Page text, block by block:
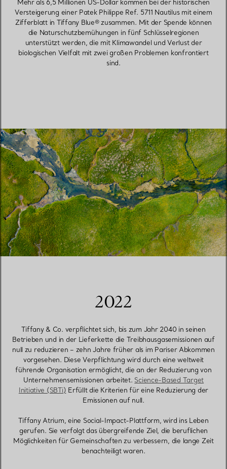
Mehr als 6,5 Millionen US-Dollar kommen bei der historischen
Versteigerung einer Patek Philippe Ref. 5711 Nautilus mit einem
Zifferblatt in Tiffany Blue® zusammen. Mit der Spende können
die Naturschutzbemühungen in fünf Schlüsselregionen
unterstützt werden, die mit Klimawandel und Verlust der
biologischen Vielfalt mit zwei großen Problemen konfrontiert
sind.
2022
Tiffany & Co. verpflichtet sich, bis zum Jahr 2040 in seinen
Betrieben und in der Lieferkette die Treibhausgasemissionen auf
null zu reduzieren – zehn Jahre früher als im Pariser Abkommen
vorgesehen. Diese Verpflichtung wird durch eine weltweit
führende Organisation ermöglicht, die an der Reduzierung von
Unternehmensemissionen arbeitet. Science-Based Target
Initiative (SBTi) Erfüllt die Kriterien für eine Reduzierung der
Emissionen auf null.
Tiffany Atrium, eine Social-Impact-Plattform, wird ins Leben
gerufen. Sie verfolgt das übergreifende Ziel, die beruflichen
Möglichkeiten für Gemeinschaften zu verbessern, die lange Zeit
benachteiligt waren.